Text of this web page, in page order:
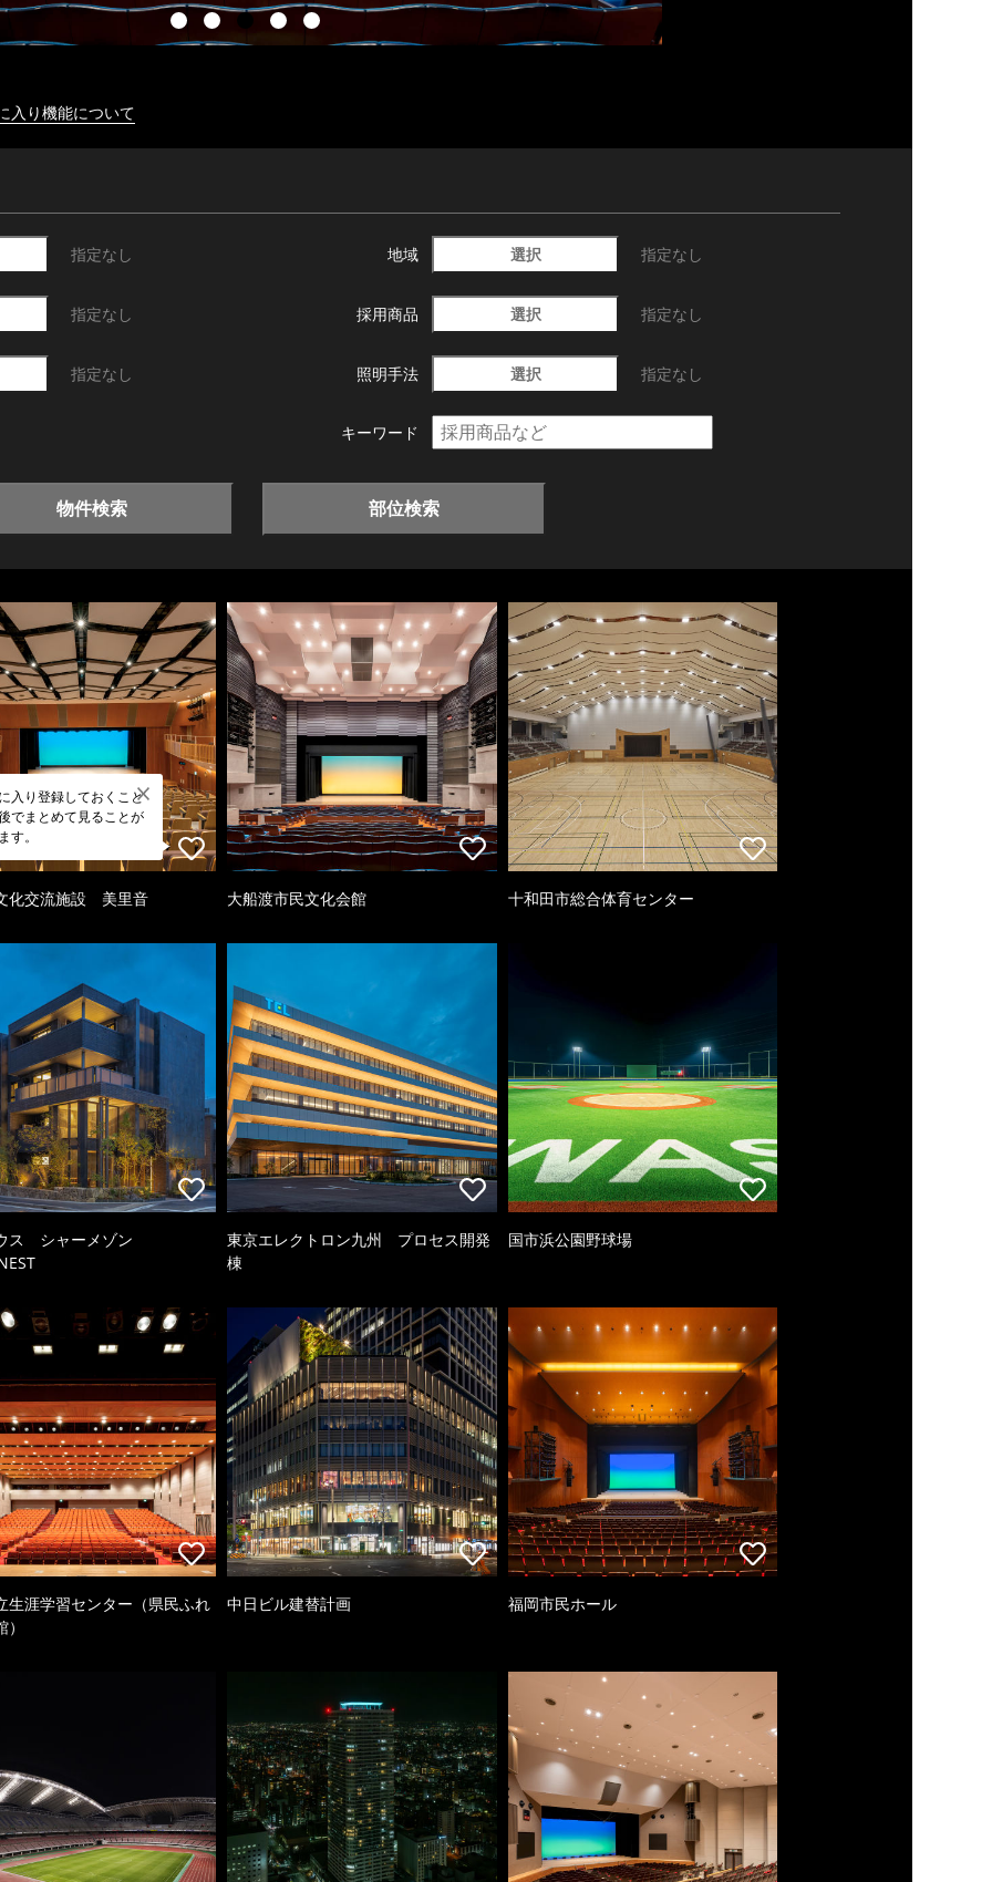
入り機能について
指定なし 地域 選択 指定なし
指定なし 採用商品 選択 指定なし
指定なし 照明手法 選択 指定なし
キーワード
物件検索 部位検索
入り登録しておくこと
でまとめて見ることが
す。
化交流施設 美里音 大船渡市民文化会館 十和田市総合体育センター
ス シャーメゾン
東京エレクトロン九州 プロセス開発
棟
国市浜公園野球場
生涯学習センター（県民ふれ
中日ビル建替計画 福岡市民ホール